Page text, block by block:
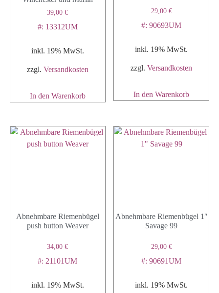
39,00€
#: 13312UM
inkl. 19% MwSt.
zzgl. Versandkosten
In den Warenkorb
29,00 €
#: 90693UM
inkl. 19% MwSt.
zzgl.Versandkosten
In den Warenkorb
Abnehmbare Riemenbügel
push button Weaver
34,00€
#: 21101UM
inkl. 19% MwSt.
Abnehmbare Riemenbügel 1″
Savage 99
29,00 €
#: 90691UM
inkl. 19% MwSt.